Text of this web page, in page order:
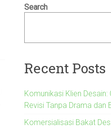
Search
Recent Posts
Komunikasi Klien
Revisi Tanpa Drama dan
Komersialisasi Bakat